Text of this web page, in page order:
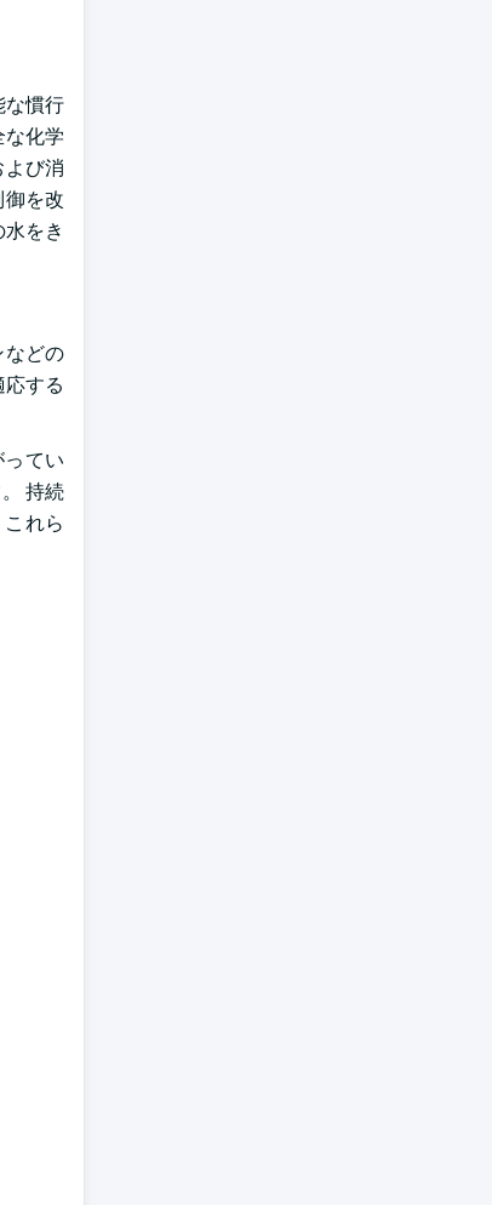
な慣行
化学
び消
を改
をき
などの
する
てい
持続
れら